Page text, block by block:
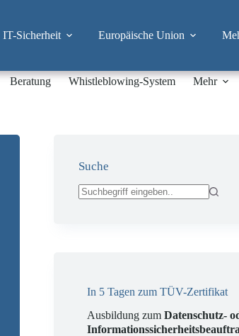
IT-Sicherheit Europäische Union
Beratung Whistleblowing-System Mehr
Suche
In 5 Tagen zum TÜV-Zertifikat
Ausbildung zumDatenschutz-